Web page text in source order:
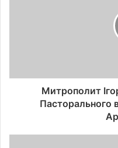
Митрополит
Пасторального